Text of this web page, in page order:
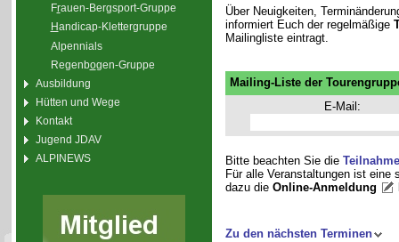
Frauen-Bergsport-Gruppe
Handicap-Klettergruppe
Alpennials
Regenbogen-Gruppe
Ausbildung
Hütten und Wege
Kontakt
Jugend JDAV
ALPINEWS
Über Neuigkeiten,
informiert Euch der regelmäßige
Mailingliste eintragt.
Mailing-Liste der
E-Mail:
Bitte beachten Sie die
Für alle Veranstaltungen ist
dazu die Online-Anmeldung
Zu den nächsten Terminen